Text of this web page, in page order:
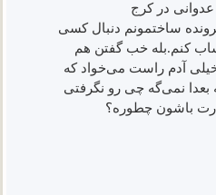
در کرج
ساختمونم دنبال کسی
کنم.بله خب گفتن هم
آدم راست می‌خواد که
بعدا نمی‌گه چی رو نگرفتی
باشون چطوره؟